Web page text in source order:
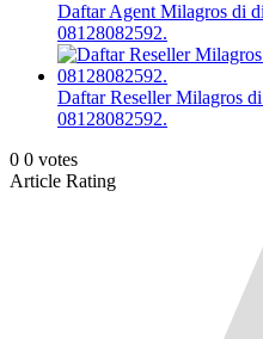
Daftar Agent Milagros di
08128082592.
Daftar Reseller Milagros
08128082592.
0 0 votes
Article Rating